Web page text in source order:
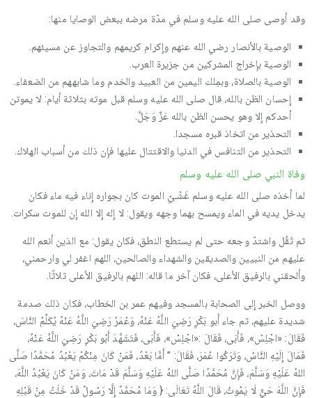
وقد أوصى صلى الله عليه وسلم في مدّة مرضه ببعض الوصايا منها:
الوصية بالأنصار رضي الله عنهم وإِكرام كريمهم والتجاوز عن مسيئهم.
الوصية بإِخراج المشركين من جزيرة العرب.
الوصية بالصلاة، وبمِلك اليمين من العبيد والخدم وما شابههم من الضعفاء.
إِحسان الظن بالله، قال صلى الله عليه وسلم قبل موته بثلاثة أيام: لا يموتن
أحدكم إِلا وهو يحسن الظن بالله عَزَّ وَجَلَّ.
التحذير من اتخاذ قبره مسجدا.
التحذير من التنافس في الدنيا والاقتتال عليها فإِن ذلك من أسباب الهلاك.
وفاة النبي صلى الله عليه وسلم
لما أخذه صلى الله عليه وسلم غَشْـيُ الموت كان بجواره إِناء فيه ماء فكان
يدخل يديه في الماء ويمسح بهما وجهه ويقول: لا إِله إِلا الله إِن للموت سكرات.
ثم ثَقُل واشتدّ وجعه حتى لم يستطع النطق، فكان يقول: مع الذين أنعم الله
عليهم من النبيين والصديقين والشهداء والصالحين، اللهم اغفر لي وارحمني،
وألحقني بالرفيق الأعلى، فكان آخر ما قاله: اللهم بالرفيق الأعلى ثلاثًا.
ووصل الخبر إِلى الصحابة بالمسجد وفيهم عمر بن الخطاب، فكان ذلك صدمة
شديدة عليهم، ثم جاء أَبو بَكْرٍ رَضِيَ اللَّهُ عَنْهُ، وَعُمَرُ رَضِيَ اللَّهُ عَنْهُ يُكَلِّمُ النَّاسَ،
فَقَالَ: «اجْلِسْ»، فَأَبَى، فَقَالَ :«اجْلِسْ»، فَأَبَى، فَتَشَهَّدَ أَبُو بَكْرٍ رَضِيَ اللَّهُ عَنْهُ،
فَمَالَ إِلَيْهِ النَّاسُ، وَتَرَكُوا عُمَرَ، فَقَالَ: ” أَمَّا بَعْدُ، فَمَنْ كَانَ مِنْكُمْ يَعْبُدُ مُحَمَّدًا صَلَّى
اللهُ عَلَيْهِ وَسَلَّمَ، فَإِنَّ مُحَمَّدًا صَلَّى اللهُ عَلَيْهِ وَسَلَّمَ قَدْ مَاتَ، وَمَنْ كَانَ يَعْبُدُ اللَّهَ،
فَإِنَّ اللَّهَ حَيٌّ لَا يَمُوتُ، قَالَ اللَّهُ تَعَالَى: { وَمَا مُحَمَّدٌ إِلَّا رَسُولٌ قَدْ خَلَتْ مِنْ قَبْلِهِ